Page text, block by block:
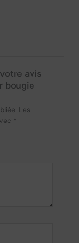
avis
bougie
Les
*